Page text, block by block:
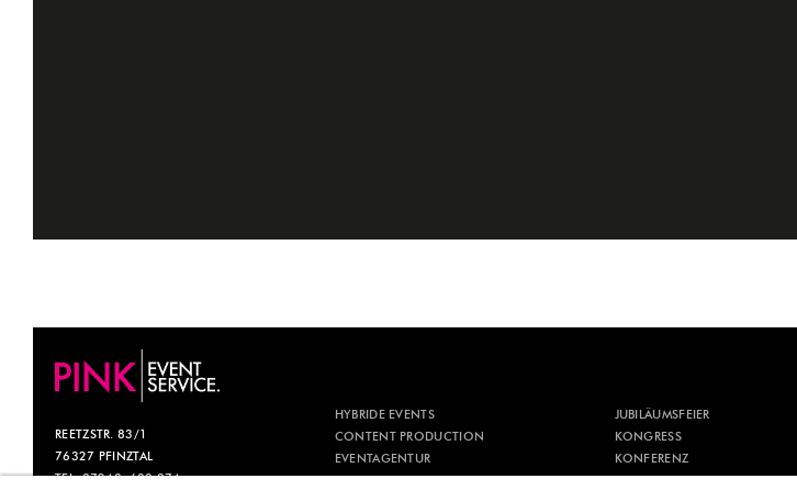
REETZSTR. 83/1
76327 PFINZTAL
TEL. 07240. 600 874
HYBRIDE EVENTS
CONTENT PRODUCTION
EVENTAGENTUR
JUBILÄUMSFEIER
KONGRESS
KONFERENZ